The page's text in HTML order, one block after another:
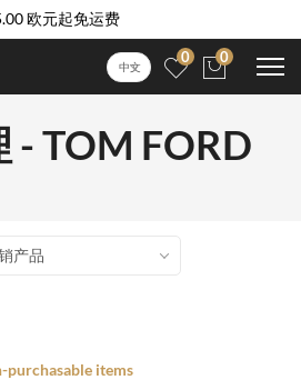
欧元起免运费
中文
0 0
- TOM FORD
产品
purchasable items